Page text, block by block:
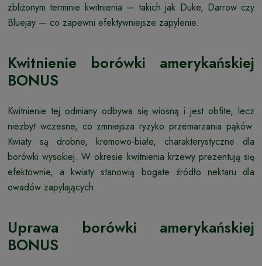
zbliżonym terminie kwitnienia — takich jak Duke, Darrow czy
Bluejay — co zapewni efektywniejsze zapylenie.
Kwitnienie borówki amerykańskiej
BONUS
Kwitnienie tej odmiany odbywa się wiosną i jest obfite, lecz
niezbyt wczesne, co zmniejsza ryzyko przemarzania pąków.
Kwiaty są drobne, kremowo-białe, charakterystyczne dla
borówki wysokiej. W okresie kwitnienia krzewy prezentują się
efektownie, a kwiaty stanowią bogate źródło nektaru dla
owadów zapylających.
Uprawa borówki amerykańskiej
BONUS